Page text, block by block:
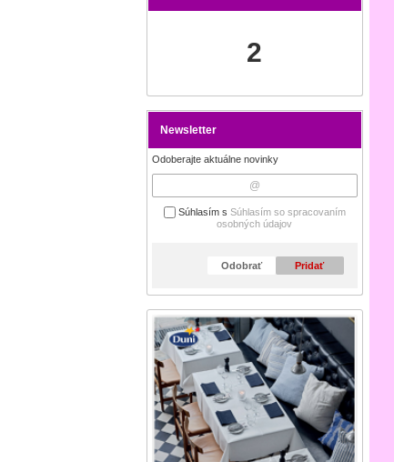
2
Newsletter
Odoberajte aktuálne novinky
Súhlasím s Súhlasím so spracovaním
osobných údajov
Odobrať Pridať